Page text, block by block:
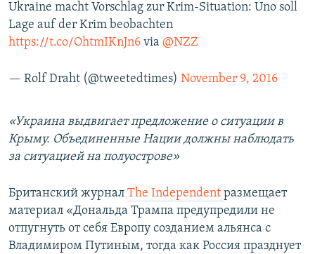
Ukraine macht Vorschlag zur Krim-Situation: Uno soll
Lage auf der Krim beobachten
https://t.co/OhtmIKnJn6 via @NZZ
— Rolf Draht (@tweetedtimes) November 9, 2016
«Украина выдвигает предложение о ситуации в
Крыму. Объединенные Нации должны наблюдать
за ситуацией на полуострове»
Британский журнал The Independent размещает
материал «Дональда Трампа предупредили не
отпугнуть от себя Европу созданием альянса с
Владимиром Путиным, тогда как Россия празднует